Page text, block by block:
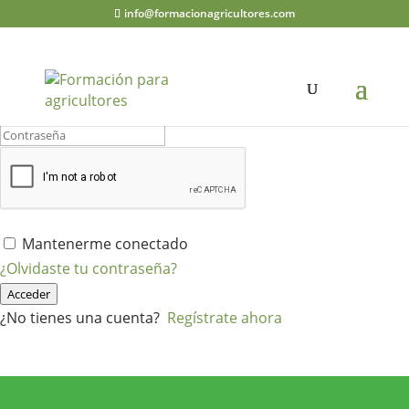
info@formacionagricultores.com
¡Hola, bienvenido de nuevo!
Mantenerme conectado
¿Olvidaste tu contraseña?
Acceder
¿No tienes una cuenta? Regístrate ahora